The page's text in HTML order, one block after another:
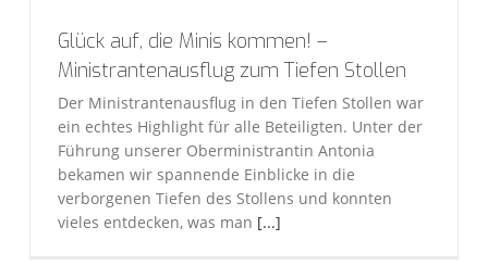
Glück auf, die Minis kommen! –
Ministrantenausflug zum Tiefen Stollen
Der Ministrantenausflug in den Tiefen Stollen war
ein echtes Highlight für alle Beteiligten. Unter der
Führung unserer Oberministrantin Antonia
bekamen wir spannende Einblicke in die
verborgenen Tiefen des Stollens und konnten
vieles entdecken, was man [...]